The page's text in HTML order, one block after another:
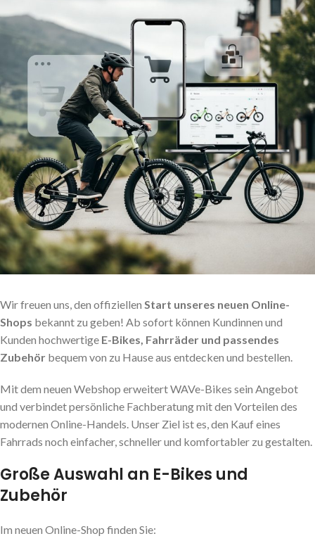
Wir freuen uns, den offiziellen Start unseres neuen Online-
Shops bekannt zu geben! Ab sofort können Kundinnen und
Kunden hochwertige E-Bikes, Fahrräder und passendes
Zubehör bequem von zu Hause aus entdecken und bestellen.
Mit dem neuen Webshop erweitert WAVe-Bikes sein Angebot
und verbindet persönliche Fachberatung mit den Vorteilen des
modernen Online-Handels. Unser Ziel ist es, den Kauf eines
Fahrrads noch einfacher, schneller und komfortabler zu gestalten.
Große Auswahl an E-Bikes und
Zubehör
Im neuen Online-Shop finden Sie: